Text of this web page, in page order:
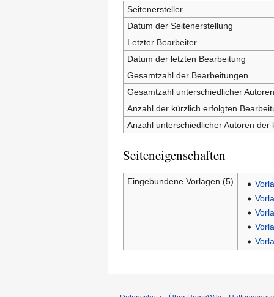
Seitenersteller
Datum der Seitenerstellung
Letzter Bearbeiter
Datum der letzten Bearbeitung
Gesamtzahl der Bearbeitungen
Gesamtzahl unterschiedlicher Autoren
Anzahl der kürzlich erfolgten
Anzahl unterschiedlicher Autoren
Seiteneigenschaften
Eingebundene Vorlagen (5)